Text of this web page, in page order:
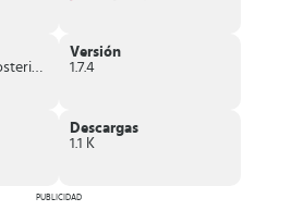
te proporciona la
definición:
constantes para su mejora.
Cada misión podrás realizarla un
máquinas letales:
4.3 y versiones posteriores
Versión
1.7.4
Descargas
1.1 K
PUBLICIDAD